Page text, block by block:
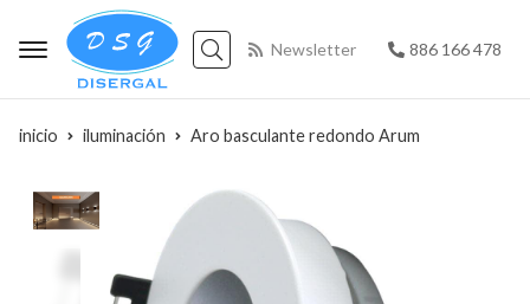
Buscar
Newsletter 886 166 478
inicio iluminación Aro basculante redondo Arum